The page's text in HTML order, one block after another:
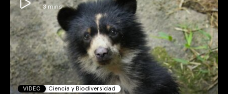
VIDEO Ciencia y Biodiversidad